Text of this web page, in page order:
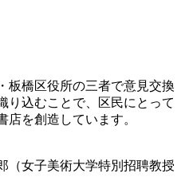
橋区役所の三者で意見交換
り込むことで、区民にとって
店を創造しています。
（女子美術大学特別招聘教授